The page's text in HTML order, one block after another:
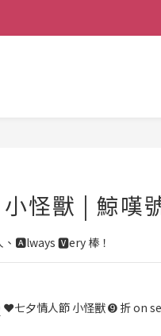
怪獸 | 鯨嘆
、🅰lways 🆅ery 棒！
❤️七夕情人節 小怪獸 ➒ 折 on